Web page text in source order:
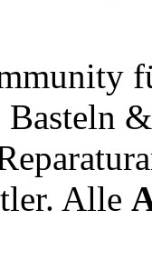
Basteln
Alle